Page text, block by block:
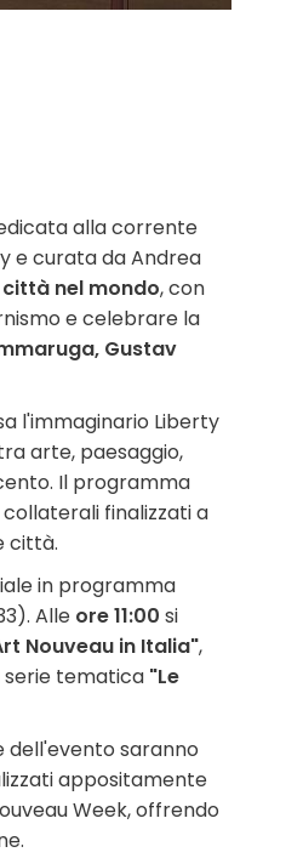
alla corrente
e curata da Andrea
nel mondo, con
e celebrare la
Gustav
l'immaginario Liberty
arte, paesaggio,
Il programma
finalizzati a
città.
in programma
Alle ore 11:00 si
Nouveau in Italia",
tematica "Le
dell'evento saranno
appositamente
Week, offrendo